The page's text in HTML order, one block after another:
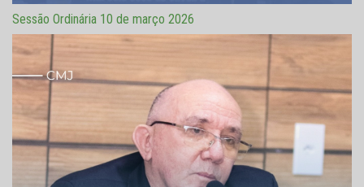
Sessão Ordinária 10 de março 2026